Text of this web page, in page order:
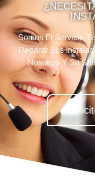
Somos El Servicio
Reparar Sus
Nosotros Y Su